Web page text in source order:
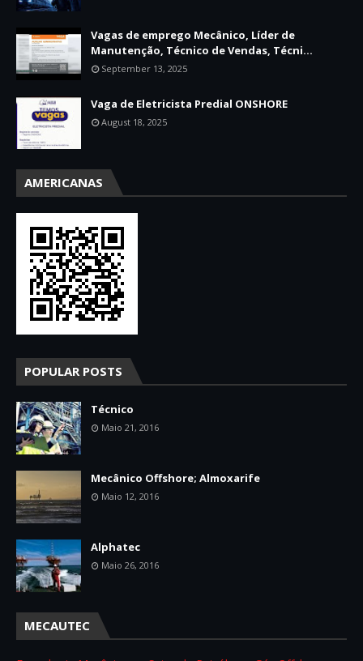
Vagas de emprego Mecânico, Líder de
Manutenção, Técnico de Vendas, Técni...
September 13, 2025
Vaga de Eletricista Predial ONSHORE
August 18, 2025
AMERICANAS
POPULAR POSTS
Técnico
Maio 21, 2016
Mecânico Offshore; Almoxarife
Maio 12, 2016
Alphatec
Maio 26, 2016
MECAUTEC